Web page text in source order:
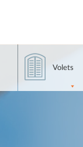
Volets